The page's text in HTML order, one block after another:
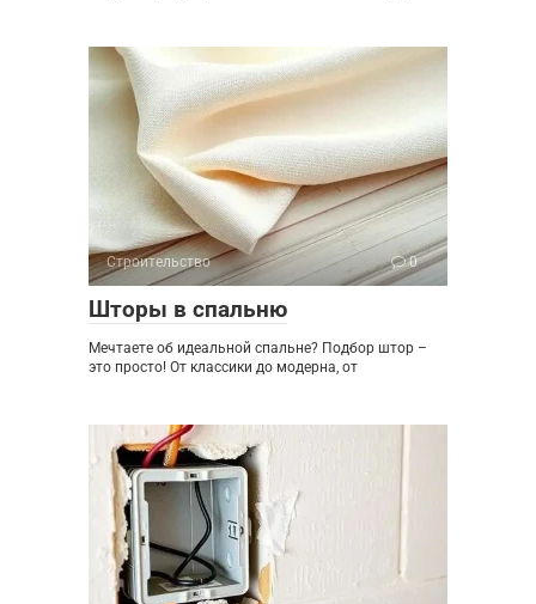
Строительство 0
Шторы в спальню
Мечтаете об идеальной спальне? Подбор штор –
это просто! От классики до модерна, от